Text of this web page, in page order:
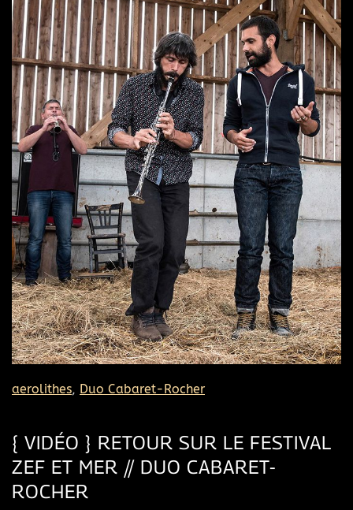
aerolithes, Duo Cabaret-Rocher
{ VIDÉO } RETOUR SUR LE FESTIVAL
ZEF ET MER // DUO CABARET-
ROCHER